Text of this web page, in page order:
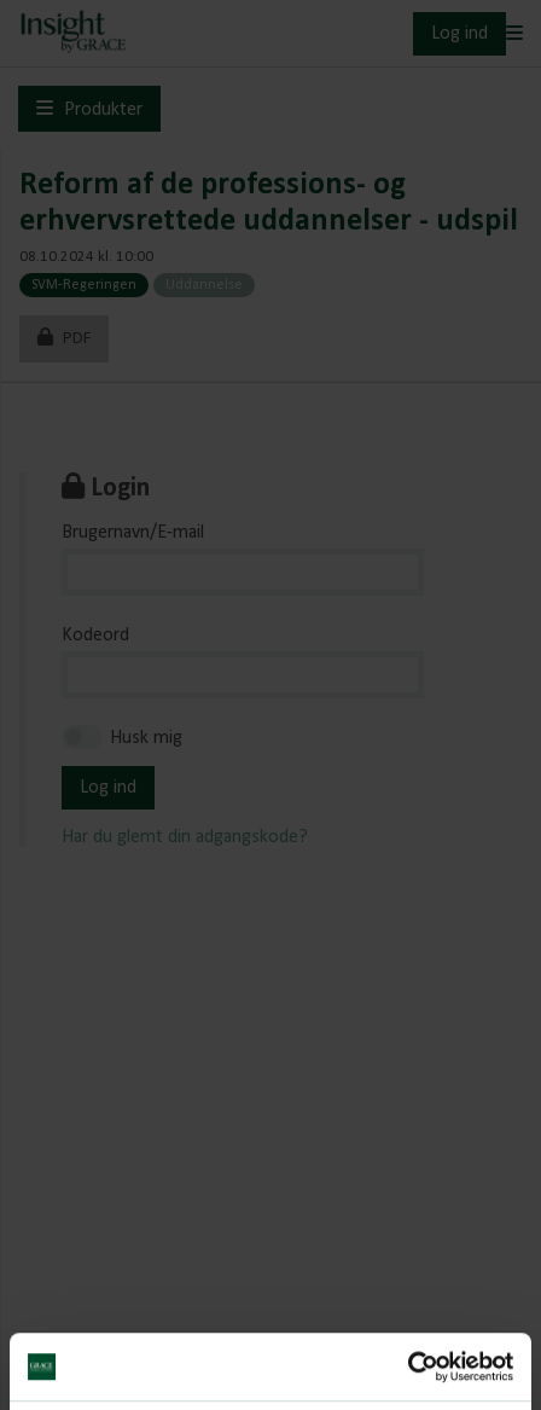
Log ind
Produkter
Reform af de professions- og
erhvervsrettede uddannelser - udspil
08.10.2024 kl. 10:00
SVM-Regeringen Uddannelse
PDF
Login
Brugernavn/E-mail
Kodeord
Husk mig
Log ind
Har du glemt din adgangskode?